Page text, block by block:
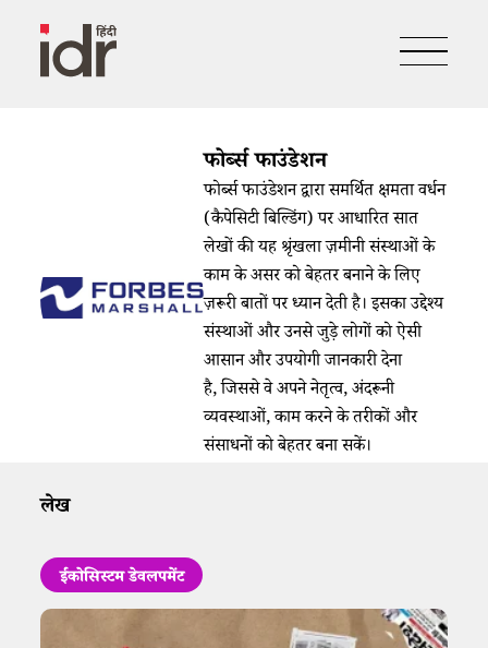
फोर्ब्स फाउंडेशन
फोर्ब्स फाउंडेशन द्वारा समर्थित क्षमता वर्धन
(कैपेसिटी बिल्डिंग) पर आधारित सात
लेखों की यह श्रृंखला ज़मीनी संस्थाओं के
काम के असर को बेहतर बनाने के लिए
ज़रूरी बातों पर ध्यान देती है। इसका उद्देश्य
संस्थाओं और उनसे जुड़े लोगों को ऐसी
आसान और उपयोगी जानकारी देना
है, जिससे वे अपने नेतृत्व, अंदरूनी
व्यवस्थाओं, काम करने के तरीकों और
संसाधनों को बेहतर बना सकें।
लेख
ईकोसिस्टम डेवलपमेंट